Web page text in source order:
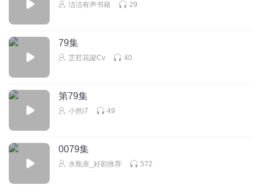
洁洁有声书籍 29
79集
芷荭花譺Cv 40
第79集
小然i7 49
0079集
水瓶座_好剧推荐 572